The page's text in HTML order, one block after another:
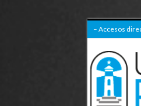
– Accesos